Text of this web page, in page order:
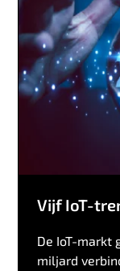
Vijf IoT-
De IoT-markt
miljard